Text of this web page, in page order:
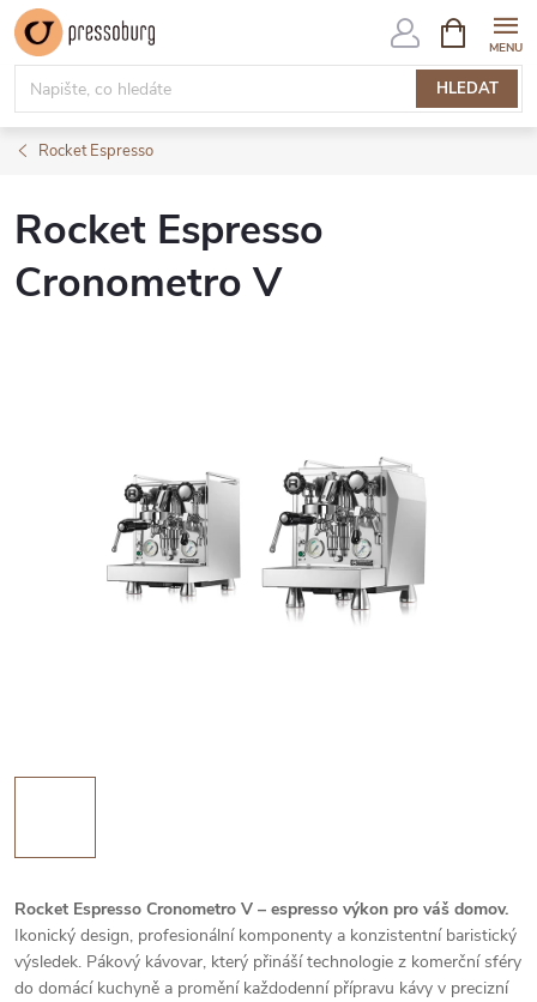
Přejít
na
obsah
HLEDAT
NÁKUPNÍ
KOŠÍK
Rocket Espresso
Rocket Espresso
Cronometro V
Rocket Espresso Cronometro V – espresso výkon pro váš domov.
Ikonický design, profesionální komponenty a konzistentní baristický
výsledek. Pákový kávovar, který přináší technologie z komerční sféry
do domácí kuchyně a promění každodenní přípravu kávy v precizní